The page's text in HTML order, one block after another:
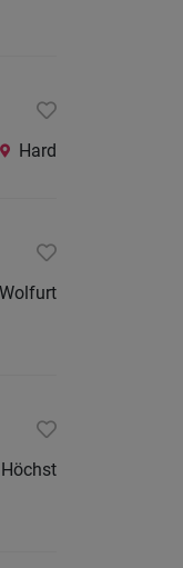
Hard
Wolfurt
Höchst